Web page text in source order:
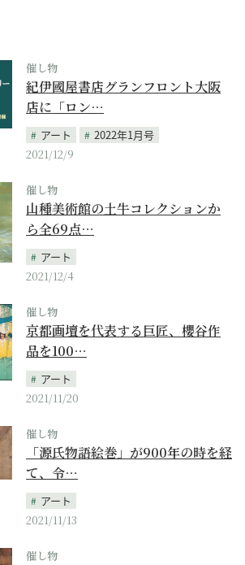
催し物
紀伊國屋書店グランフロント大阪
店に「ロン…
アート
2022年1月号
2021/12/9
催し物
山種美術館の土牛コレクションか
ら全69点…
アート
2021/12/4
催し物
京都画壇を代表する巨匠、櫻谷作
品を100…
アート
2021/11/20
催し物
「源氏物語絵巻」が900年の時を経
て、令…
アート
2021/11/13
催し物